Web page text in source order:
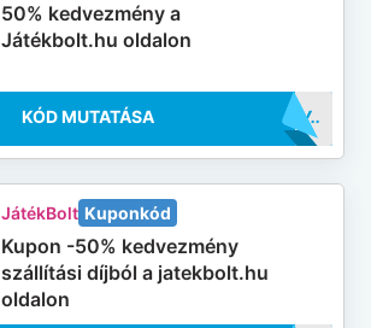
50% kedvezmény a
Játékbolt.hu oldalon
KÓD MUTATÁSA ..1NOV
JátékBolt Kuponkód
Kupon -50% kedvezmény
szállítási díjból a jatekbolt.hu
oldalon